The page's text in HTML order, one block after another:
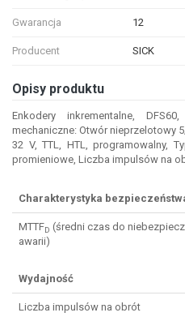
Gwarancja 12
Producent SICK
Opisy produktu
Enkodery inkrementalne, DFS60,
mechaniczne: Otwór nieprzelotowy
32 V, TTL, HTL, programowalny,
promieniowe, Liczba impulsów na
Charakterystyka
MTTFD (średni czas do
awarii)
Wydajność
Liczba impulsów na obrót